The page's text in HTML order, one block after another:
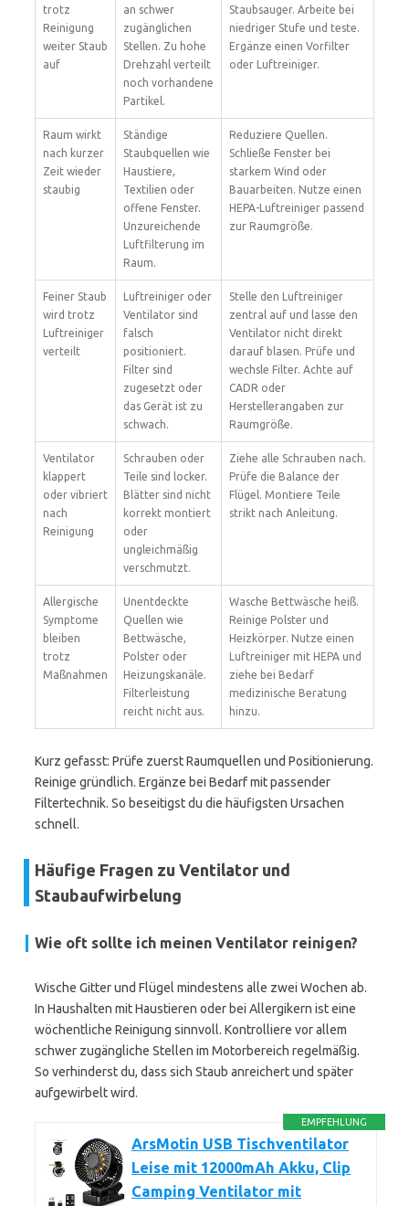
trotz
Reinigung
weiter Staub
auf
an schwer
zugänglichen
Stellen. Zu hohe
Drehzahl verteilt
noch vorhandene
Partikel.
Staubsauger. Arbeite bei
niedriger Stufe und teste.
Ergänze einen Vorfilter
oder Luftreiniger.
Raum wirkt
nach kurzer
Zeit wieder
staubig
Ständige
Staubquellen wie
Haustiere,
Textilien oder
offene Fenster.
Unzureichende
Luftfilterung im
Raum.
Reduziere Quellen.
Schließe Fenster bei
starkem Wind oder
Bauarbeiten. Nutze einen
HEPA-Luftreiniger passend
zur Raumgröße.
Feiner Staub
wird trotz
Luftreiniger
verteilt
Luftreiniger oder
Ventilator sind
falsch
positioniert.
Filter sind
zugesetzt oder
das Gerät ist zu
schwach.
Stelle den Luftreiniger
zentral auf und lasse den
Ventilator nicht direkt
darauf blasen. Prüfe und
wechsle Filter. Achte auf
CADR oder
Herstellerangaben zur
Raumgröße.
Ventilator
klappert
oder vibriert
nach
Reinigung
Schrauben oder
Teile sind locker.
Blätter sind nicht
korrekt montiert
oder
ungleichmäßig
verschmutzt.
Ziehe alle Schrauben nach.
Prüfe die Balance der
Flügel. Montiere Teile
strikt nach Anleitung.
Allergische
Symptome
bleiben
trotz
Maßnahmen
Unentdeckte
Quellen wie
Bettwäsche,
Polster oder
Heizungskanäle.
Filterleistung
reicht nicht aus.
Wasche Bettwäsche heiß.
Reinige Polster und
Heizkörper. Nutze einen
Luftreiniger mit HEPA und
ziehe bei Bedarf
medizinische Beratung
hinzu.
Kurz gefasst: Prüfe zuerst Raumquellen und Positionierung.
Reinige gründlich. Ergänze bei Bedarf mit passender
Filtertechnik. So beseitigst du die häufigsten Ursachen
schnell.
Häufige Fragen zu Ventilator und
Staubaufwirbelung
Wie oft sollte ich meinen Ventilator reinigen?
Wische Gitter und Flügel mindestens alle zwei Wochen ab.
In Haushalten mit Haustieren oder bei Allergikern ist eine
wöchentliche Reinigung sinnvoll. Kontrolliere vor allem
schwer zugängliche Stellen im Motorbereich regelmäßig.
So verhinderst du, dass sich Staub anreichert und später
aufgewirbelt wird.
EMPFEHLUNG
ArsMotin USB Tischventilator
Leise mit 12000mAh Akku, Clip
Camping Ventilator mit